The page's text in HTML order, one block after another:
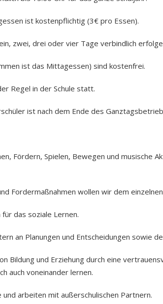
ist kostenpflichtig (3€ pro Essen).
zwei, drei oder vier Tage verbindlich
ist das Mittagessen) sind kostenfrei.
Regel in der Schule statt.
ist nach dem Ende des
Fördern, Spielen, Bewegen und musische
Fordermaßnahmen wollen wir dem
das soziale Lernen.
an Planungen und Entscheidungen sowie
Bildung und Erziehung durch eine
auch voneinander lernen.
und arbeiten mit außerschulischen Partnern.